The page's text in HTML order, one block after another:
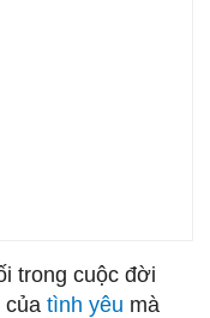
trong cuộc đời
của tình yêu mà